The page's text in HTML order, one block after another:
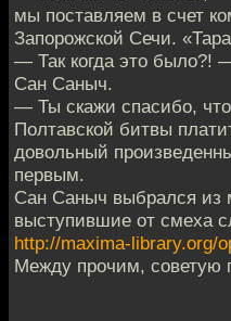
мы поставляем в счет
Запорожской Сечи.
— Так когда это было?!
Сан Саныч.
— Ты скажи спасибо,
Полтавской битвы
довольный
первым.
Сан Саныч выбрался из
выступившие от смеха
http://maxima-library.org/
Между прочим, советую